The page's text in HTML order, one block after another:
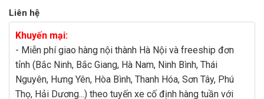
Liên hệ
Khuyến mại:
- Miễn phí giao hàng nội thành Hà Nội và freeship đơn
tỉnh (Bắc Ninh, Bắc Giang, Hà Nam, Ninh Bình, Thái
Nguyên, Hưng Yên, Hòa Bình, Thanh Hóa, Sơn Tây, Phú
Thọ, Hải Dương...) theo tuyến xe cố định hàng tuần với